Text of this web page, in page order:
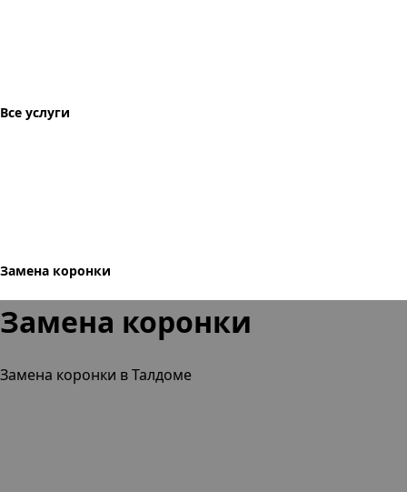
Все услуги
Замена коронки
Замена коронки
Замена коронки в Талдоме